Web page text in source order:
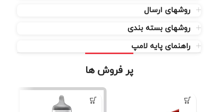
روشهای ارسال
روشهای بسته بندی
راهنمای پایه لامپ
پر فروش ها